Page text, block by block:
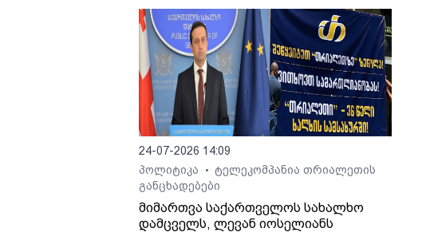
24-07-2026 14:09
პოლიტიკა
•
ტელეკომპანია თრიალეთის
განცხადებები
მიმართვა საქართველოს სახალხო
დამცველს, ლევან იოსელიანს